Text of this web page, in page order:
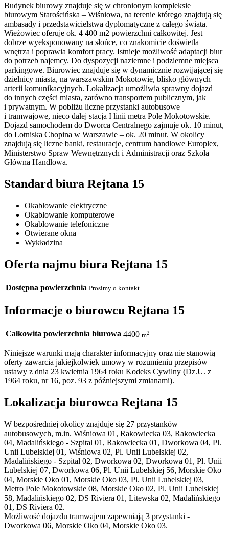
Budynek biurowy znajduje się w chronionym kompleksie
biurowym Starościńska – Wiśniowa, na terenie którego znajdują się
ambasady i przedstawicielstwa dyplomatyczne z całego świata.
Wieżowiec oferuje ok. 4 400 m2 powierzchni całkowitej. Jest
dobrze wyeksponowany na słońce, co znakomicie doświetla
wnętrza i poprawia komfort pracy. Istnieje możliwość adaptacji biur
do potrzeb najemcy. Do dyspozycji naziemne i podziemne miejsca
parkingowe. Biurowiec znajduje się w dynamicznie rozwijającej się
dzielnicy miasta, na warszawskim Mokotowie, blisko głównych
arterii komunikacyjnych. Lokalizacja umożliwia sprawny dojazd
do innych części miasta, zarówno transportem publicznym, jak
i prywatnym. W pobliżu liczne przystanki autobusowe
i tramwajowe, nieco dalej stacja I linii metra Pole Mokotowskie.
Dojazd samochodem do Dworca Centralnego zajmuje ok. 10 minut,
do Lotniska Chopina w Warszawie – ok. 20 minut. W okolicy
znajdują się liczne banki, restauracje, centrum handlowe Europlex,
Ministerstwo Spraw Wewnętrznych i Administracji oraz Szkoła
Główna Handlowa.
Standard biura Rejtana 15
Okablowanie elektryczne
Okablowanie komputerowe
Okablowanie telefoniczne
Otwierane okna
Wykładzina
Oferta najmu biura Rejtana 15
Dostępna powierzchnia Prosimy o kontakt
Informacje o biurowcu Rejtana 15
Całkowita powierzchnia biurowa 4400 m2
Niniejsze warunki mają charakter informacyjny oraz nie stanowią
oferty zawarcia jakiejkolwiek umowy w rozumieniu przepisów
ustawy z dnia 23 kwietnia 1964 roku Kodeks Cywilny (Dz.U. z
1964 roku, nr 16, poz. 93 z późniejszymi zmianami).
Lokalizacja biurowca Rejtana 15
W bezpośredniej okolicy znajduje się 27 przystanków
autobusowych, m.in. Wiśniowa 01, Rakowiecka 03, Rakowiecka
04, Madalińskiego - Szpital 01, Rakowiecka 01, Dworkowa 04, Pl.
Unii Lubelskiej 01, Wiśniowa 02, Pl. Unii Lubelskiej 02,
Madalińskiego - Szpital 02, Dworkowa 02, Dworkowa 01, Pl. Unii
Lubelskiej 07, Dworkowa 06, Pl. Unii Lubelskiej 56, Morskie Oko
04, Morskie Oko 01, Morskie Oko 03, Pl. Unii Lubelskiej 03,
Metro Pole Mokotowskie 08, Morskie Oko 02, Pl. Unii Lubelskiej
58, Madalińskiego 02, DS Riviera 01, Litewska 02, Madalińskiego
01, DS Riviera 02.
Możliwość dojazdu tramwajem zapewniają 3 przystanki -
Dworkowa 06, Morskie Oko 04, Morskie Oko 03.